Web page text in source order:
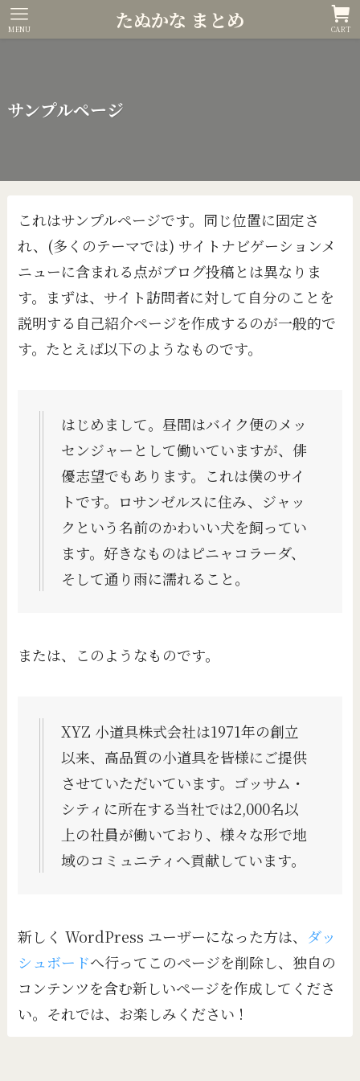
たぬかな まとめ CART
MENU
サンプルページ
これはサンプルページです。同じ位置に固定さ
れ、(多くのテーマでは) サイトナビゲーションメ
ニューに含まれる点がブログ投稿とは異なりま
す。まずは、サイト訪問者に対して自分のことを
説明する自己紹介ページを作成するのが一般的で
す。たとえば以下のようなものです。
はじめまして。昼間はバイク便のメッ
センジャーとして働いていますが、俳
優志望でもあります。これは僕のサイ
トです。ロサンゼルスに住み、ジャッ
クという名前のかわいい犬を飼ってい
ます。好きなものはピニャコラーダ、
そして通り雨に濡れること。
または、このようなものです。
XYZ 小道具株式会社は1971年の創立
以来、高品質の小道具を皆様にご提供
させていただいています。ゴッサム・
シティに所在する当社では2,000名以
上の社員が働いており、様々な形で地
域のコミュニティへ貢献しています。
新しく WordPress ユーザーになった方は、 ダッ
シュボードへ行ってこのページを削除し、独自の
コンテンツを含む新しいページを作成してくださ
い。それでは、お楽しみください !